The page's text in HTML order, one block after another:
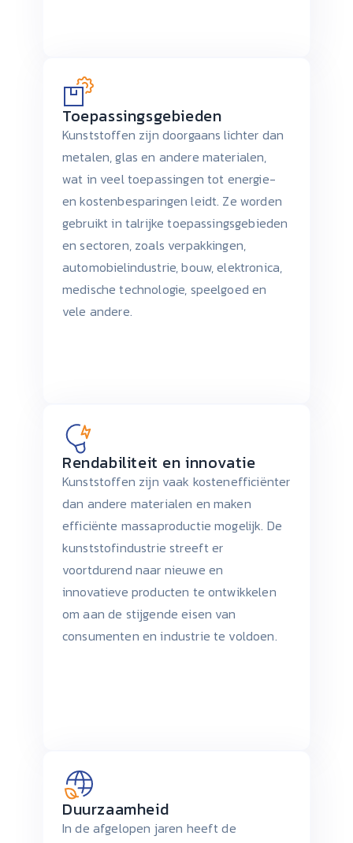
Toepassingsgebieden
Kunststoffen zijn doorgaans lichter dan
metalen, glas en andere materialen,
wat in veel toepassingen tot energie-
en kostenbesparingen leidt. Ze worden
gebruikt in talrijke toepassingsgebieden
en sectoren, zoals verpakkingen,
automobielindustrie, bouw, elektronica,
medische technologie, speelgoed en
vele andere.
Rendabiliteit en innovatie
Kunststoffen zijn vaak kostenefficiënter
dan andere materialen en maken
efficiënte massaproductie mogelijk. De
kunststofindustrie streeft er
voortdurend naar nieuwe en
innovatieve producten te ontwikkelen
om aan de stijgende eisen van
consumenten en industrie te voldoen.
Duurzaamheid
In de afgelopen jaren heeft de